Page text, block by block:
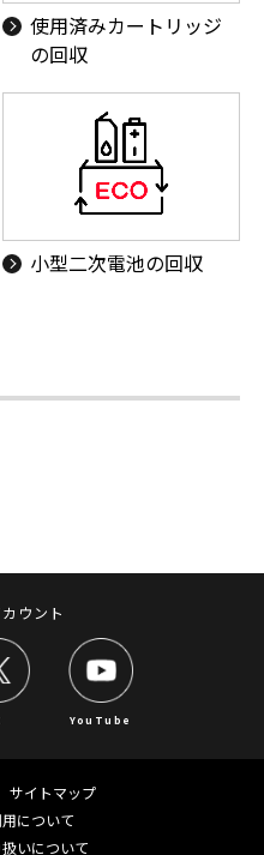
使用済みカートリッジ
の回収
小型二次電池の回収
ウント
YouTube
サイトマップ
について
いについて